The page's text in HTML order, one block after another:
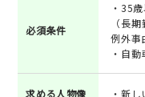
必須条件
・35
（長
例外事
・自
求める人物像 ・新